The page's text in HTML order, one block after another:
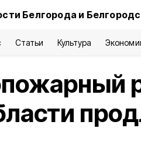
Белгорода и
Статьи Культура